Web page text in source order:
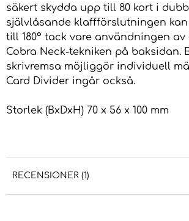
säkert skydda upp till 80 kort i
självlåsande klaffförslutningen
till 180° tack vare användningen
Cobra Neck-tekniken på baksidan.
skrivremsa möjliggör individuell
Card Divider ingår också.
Storlek (BxDxH) 70 x 56 x 100 mm
RECENSIONER (1)